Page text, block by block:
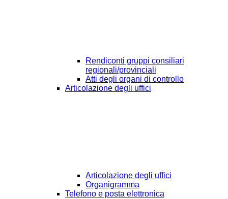
Rendiconti gruppi consiliari
regionali/provinciali
Atti degli organi di controllo
Articolazione degli uffici
Articolazione degli uffici
Organigramma
Telefono e posta elettronica